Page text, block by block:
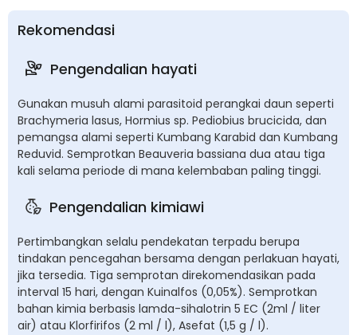
Rekomendasi
Pengendalian hayati
Gunakan musuh alami parasitoid perangkai daun seperti
Brachymeria lasus, Hormius sp. Pediobius brucicida, dan
pemangsa alami seperti Kumbang Karabid dan Kumbang
Reduvid. Semprotkan Beauveria bassiana dua atau tiga
kali selama periode di mana kelembaban paling tinggi.
Pengendalian kimiawi
Pertimbangkan selalu pendekatan terpadu berupa
tindakan pencegahan bersama dengan perlakuan hayati,
jika tersedia. Tiga semprotan direkomendasikan pada
interval 15 hari, dengan Kuinalfos (0,05%). Semprotkan
bahan kimia berbasis lamda-sihalotrin 5 EC (2ml / liter
air) atau Klorfirifos (2 ml / l), Asefat (1,5 g / l).